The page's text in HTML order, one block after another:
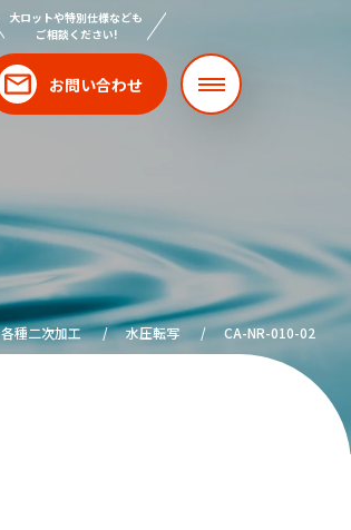
大ロットや特別仕様なども
ご相談ください!
お問い合わせ
各種二次加工 水圧転写 CA-NR-010-02